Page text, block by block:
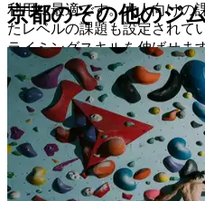
利用に最適です。大人向けの
たレベルの課題も設定されて
ライミングスキルを伸ばせま
京都のその他のジ